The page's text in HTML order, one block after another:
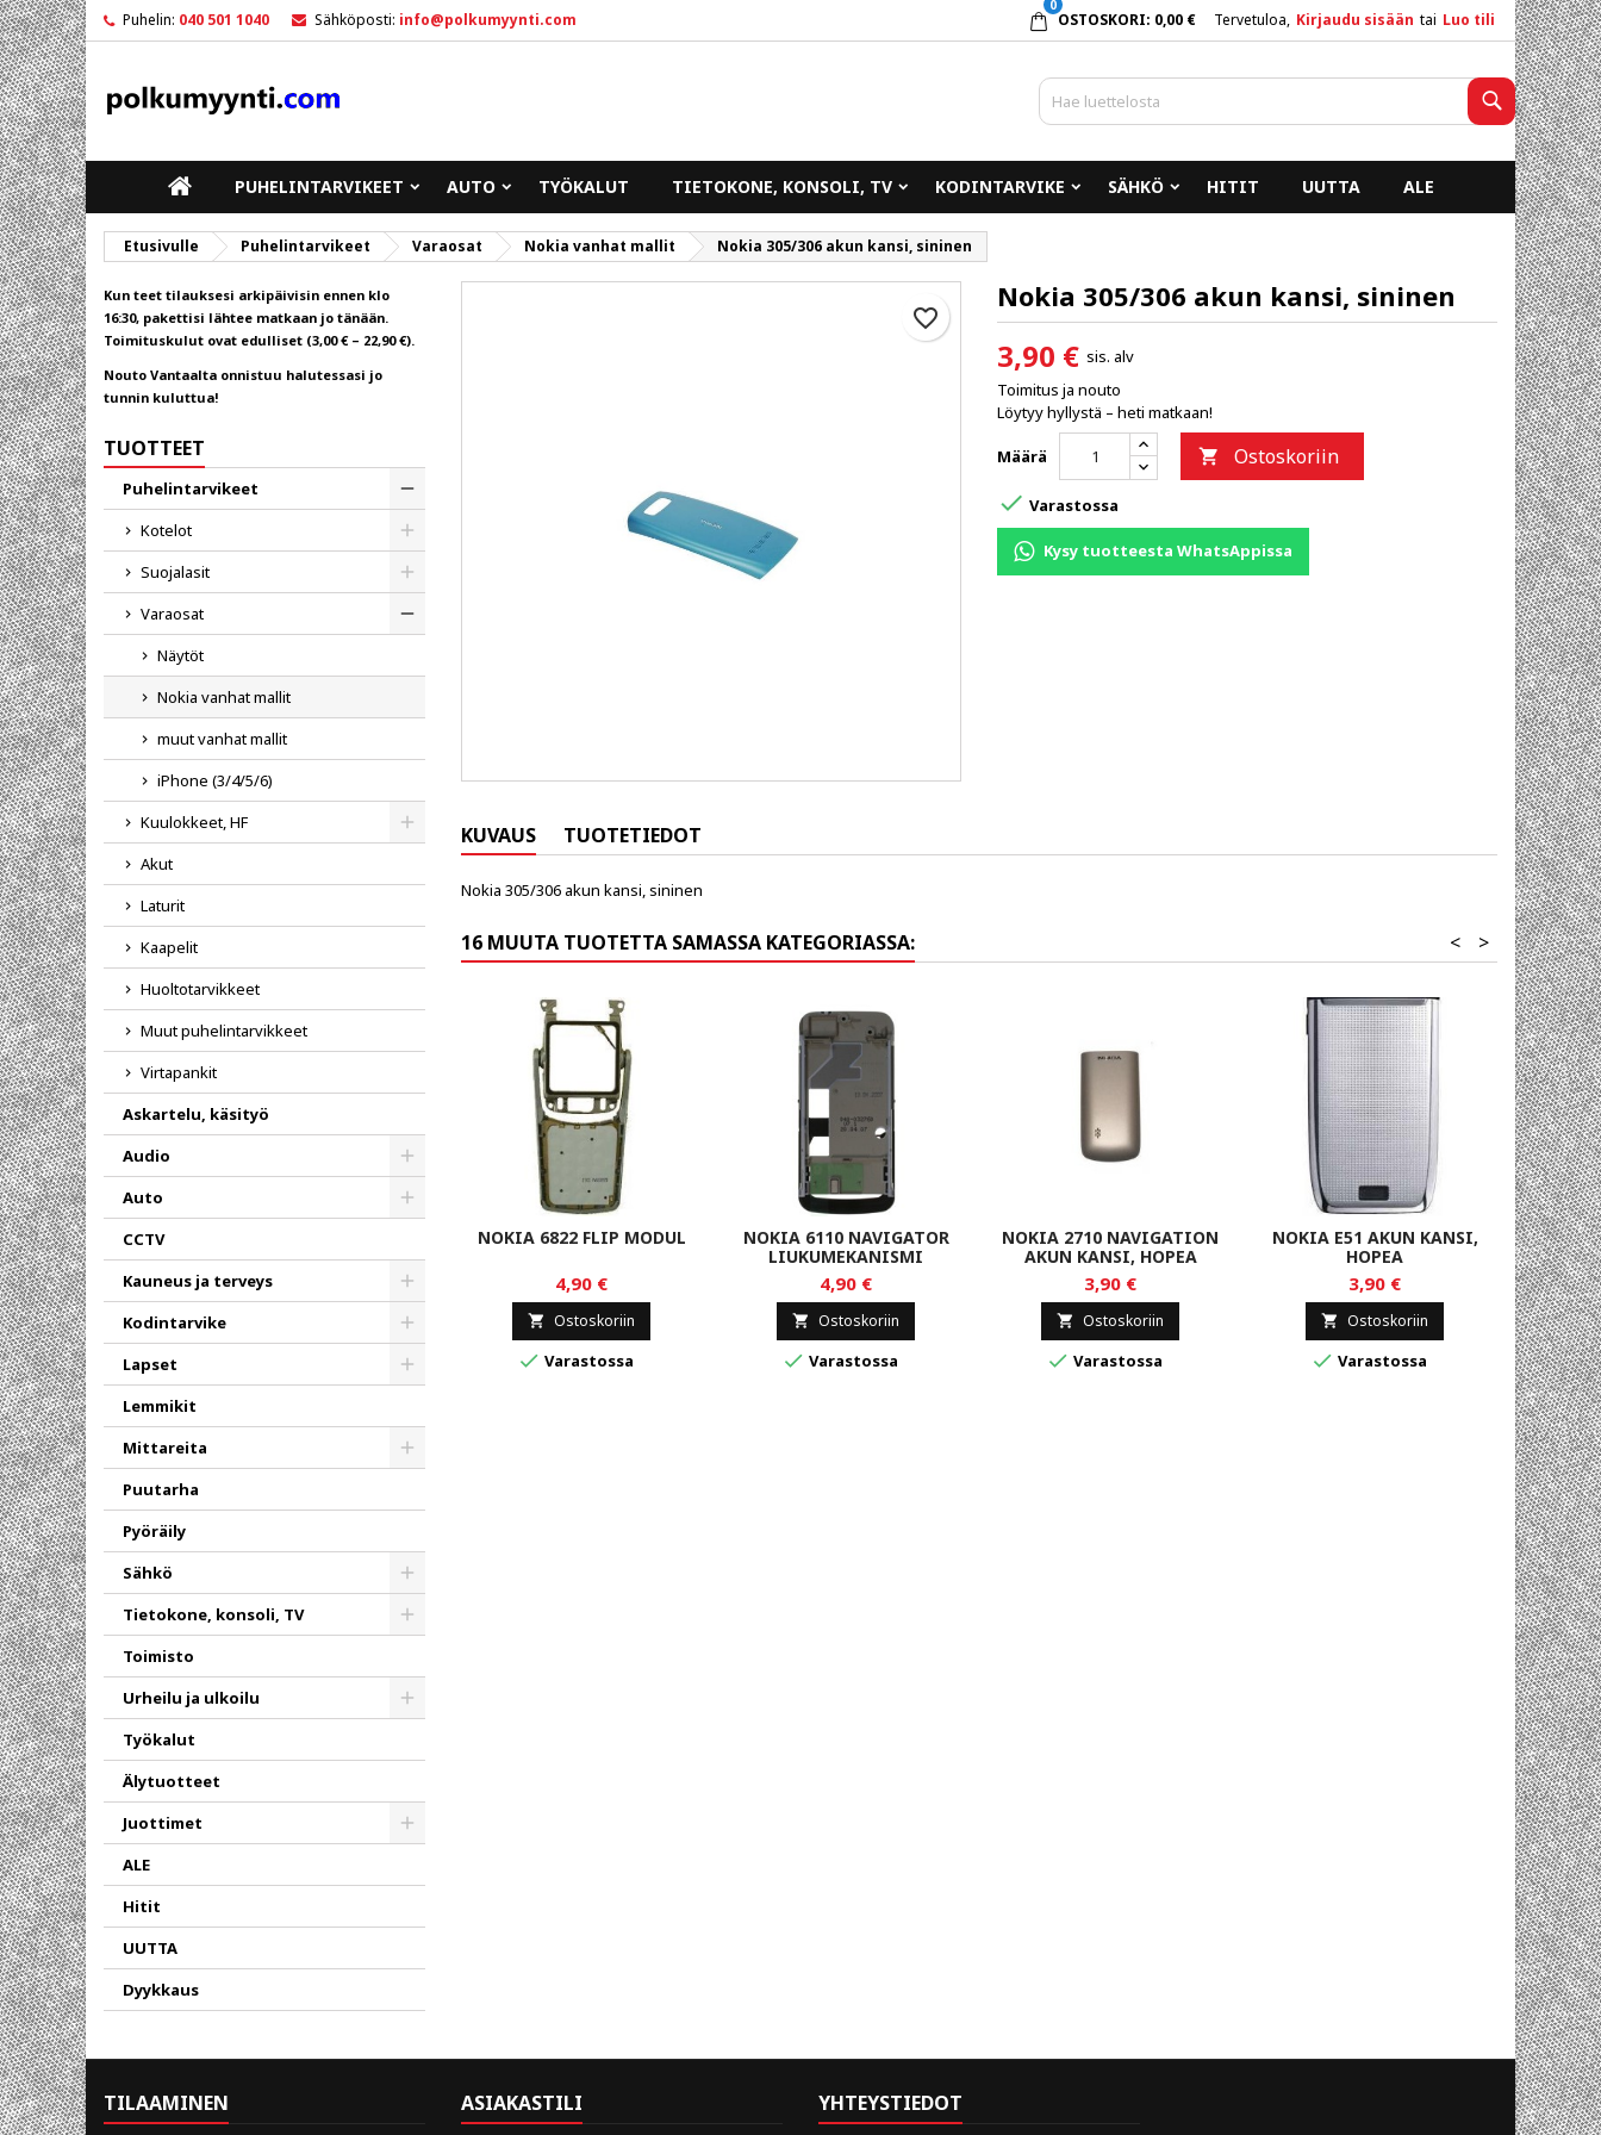
Puhelin: 040 501 1040 Sähköposti: info@polkumyynti.com Tervetuloa, Kirjaudu sisään tai Luo tili
OSTOSKORI
0
0,00 €
Haku
ETUSIVULLE
PUHELINTARVIKEET AUTO TYÖKALUT TIETOKONE, KONSOLI, TV KODINTARVIKE SÄHKÖ HITIT UUTTA ALE
Etusivulle Puhelintarvikeet Varaosat Nokia vanhat mallit Nokia 305/306 akun kansi, sininen
Kun teet tilauksesi arkipäivisin ennen klo
16:30, pakettisi lähtee matkaan jo tänään.
Toimituskulut ovat edulliset (3,00 € – 22,90 €).
Nouto Vantaalta onnistuu halutessasi jo
tunnin kuluttua!
TUOTTEET
Puhelintarvikeet
Kotelot
Suojalasit
Varaosat
Näytöt
Nokia vanhat mallit
muut vanhat mallit
iPhone (3/4/5/6)
Kuulokkeet, HF
Toggle
Akut
Laturit
Kaapelit
Huoltotarvikkeet
Muut puhelintarvikkeet
Virtapankit
Askartelu, käsityö
Audio
Auto
Toggle
CCTV
Kauneus ja terveys
Kodintarvike
Lapset
Lemmikit
Mittareita
Puutarha
Pyöräily
Sähkö
Tietokone, konsoli, TV
Toimisto
Urheilu ja ulkoilu
Työkalut
Älytuotteet
Juottimet
ALE
Hitit
UUTTA
Dyykkaus
Nokia 305/306 akun kansi, sininen
3,90 € sis. alv
Toimitus ja nouto
Löytyy hyllystä – heti matkaan!
Määrä  Ostoskoriin
favorite_border
 Varastossa
Kysy tuotteesta WhatsAppissa
KUVAUS TUOTETIEDOT
Nokia 305/306 akun kansi, sininen
16 MUUTA TUOTETTA SAMASSA KATEGORIASSA: >
<
NOKIA 6822 FLIP MODUL
4,90 €
 Ostoskoriin
 Varastossa
NOKIA 6110 NAVIGATOR
LIUKUMEKANISMI
4,90 €
 Ostoskoriin
 Varastossa
NOKIA 2710 NAVIGATION
AKUN KANSI, HOPEA
3,90 €
 Ostoskoriin
 Varastossa
NOKIA E51 AKUN KANSI,
HOPEA
3,90 €
 Ostoskoriin
 Varastossa 
TILAAMINEN ASIAKASTILI YHTEYSTIEDOT
×
×
Peruuta Luo toivelista
×